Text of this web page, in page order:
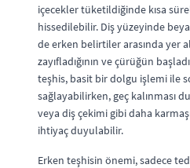
içecekler tüketildiğinde kısa
hissedilebilir. Diş yüzeyinde
de erken belirtiler arasında yer
zayıfladığının ve çürüğün
teşhis, basit bir dolgu işlemi ile
sağlayabilirken, geç kalınması
veya diş çekimi gibi daha
ihtiyaç duyulabilir.
Erken teşhisin önemi, sadece